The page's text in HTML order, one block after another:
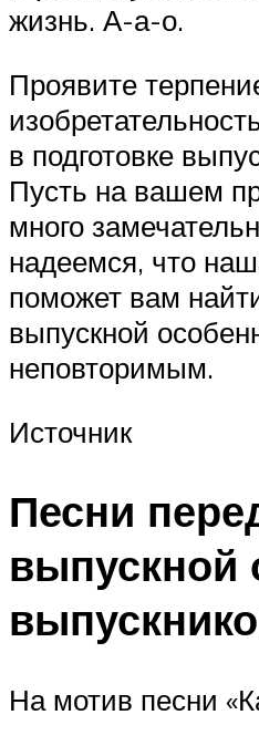
жизнь. А-а-о.
Проявите
в подготовке
Пусть на вашем
много
надеемся, что
поможет вам
выпускной
неповторимым.
Источник
Песни
выпускной
На мотив песни